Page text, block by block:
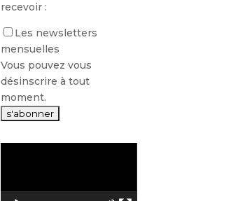
recevoir :
Les newsletters
mensuelles
Vous pouvez vous
désinscrire à tout
moment.